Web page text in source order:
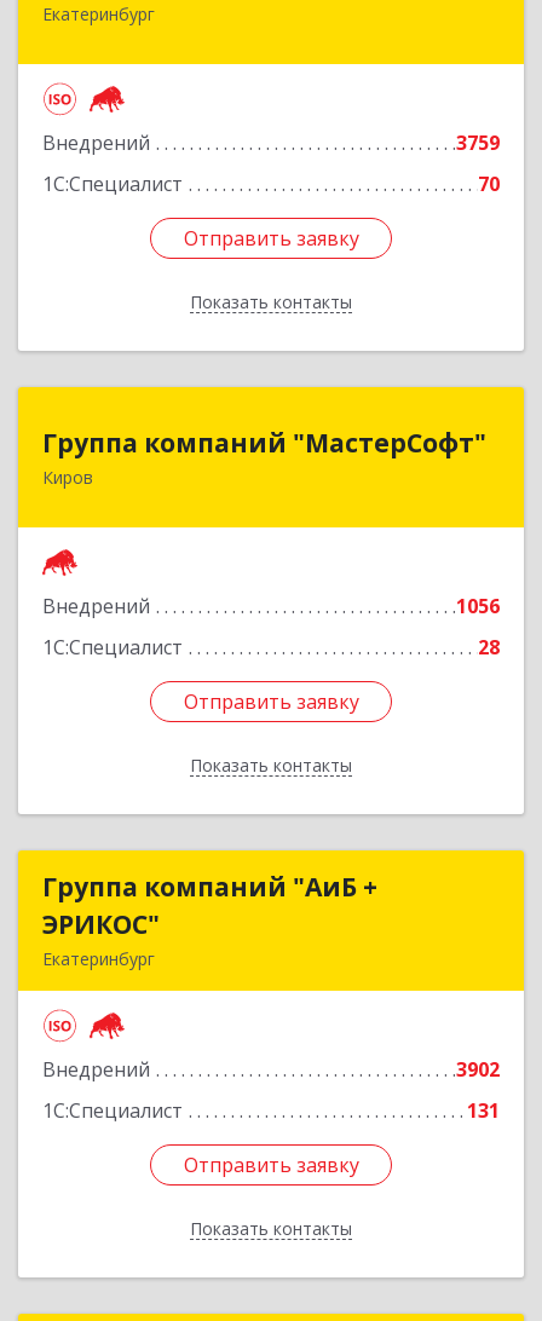
Екатеринбург
Внедрений
3759
1С:Специалист
70
Отправить заявку
Показать контакты
620102, Свердловская обл, Екатеринбург г,
Отправить заявку
Назад
Группа компаний "МастерСофт"
Киров
Внедрений
1056
1С:Специалист
28
Отправить заявку
Показать контакты
Группа компаний "МастерСофт"
610017, Кировская обл, Киров г, Маклина ул,
Отправить заявку
Назад
Группа компаний "АиБ +
ЭРИКОС"
Екатеринбург
Внедрений
3902
1С:Специалист
131
Отправить заявку
Показать контакты
Группа компаний "АиБ +
Подробнее
Отправить заявку
Назад